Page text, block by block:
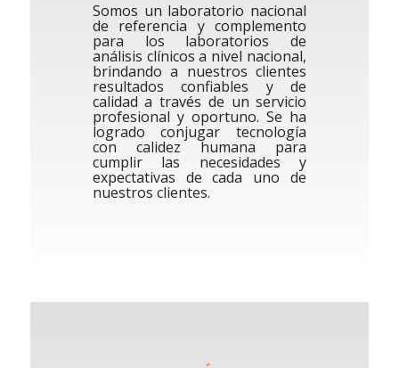
Somos un laboratorio nacional
de referencia y complemento
para los laboratorios de
análisis clínicos a nivel nacional,
brindando a nuestros clientes
resultados confiables y de
calidad a través de un servicio
profesional y oportuno. Se ha
logrado conjugar tecnología
con calidez humana para
cumplir las necesidades y
expectativas de cada uno de
nuestros clientes.